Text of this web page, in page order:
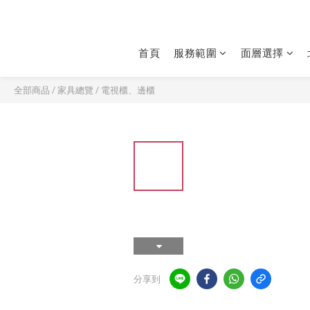
首頁 服務範圍 面層選擇
全部商品 /家具總覽 / 電視櫃、邊櫃
分享到